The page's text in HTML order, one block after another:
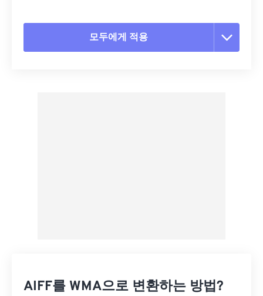
모두에게 적용
AIFF를 WMA으로 변환하는 방법?